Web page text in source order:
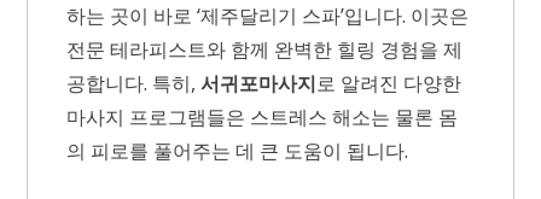
하는 곳이 바로 ‘제주달리기 스파’입니다. 이곳은
전문 테라피스트와 함께 완벽한 힐링 경험을 제
공합니다. 특히,서귀포마사지로 알려진 다양한
마사지 프로그램들은 스트레스 해소는 물론 몸
의 피로를 풀어주는 데 큰 도움이 됩니다.